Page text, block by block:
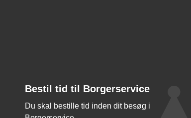
Bestil tid til Borgerservice
Du skal bestille tid inden dit besøg i